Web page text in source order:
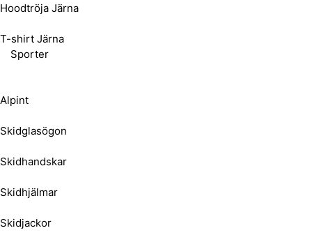
Hoodtröja Järna
T-shirt Järna
Sporter
Alpint
Skidglasögon
Skidhandskar
Skidhjälmar
Skidjackor